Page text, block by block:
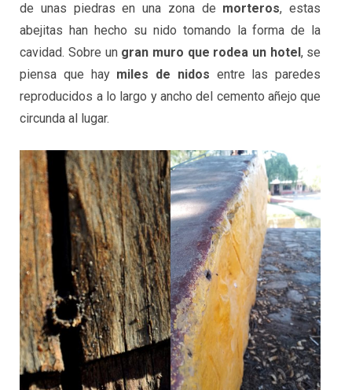
de unas piedras en una zona de morteros, estas
abejitas han hecho su nido tomando la forma de la
cavidad. Sobre un gran muro que rodea un hotel, se
piensa que hay miles de nidos entre las paredes
reproducidos a lo largo y ancho del cemento añejo que
circunda al lugar.